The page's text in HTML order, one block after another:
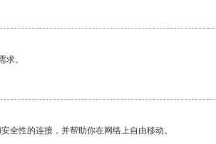
求。
全性的连接，并帮助你在网络上自由移动。